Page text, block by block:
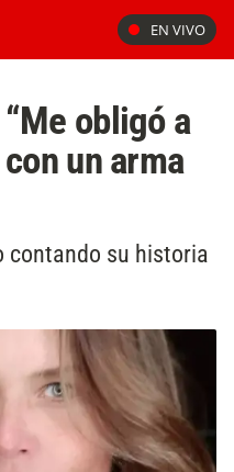
EN VIVO
obligó a
un arma
contando su historia